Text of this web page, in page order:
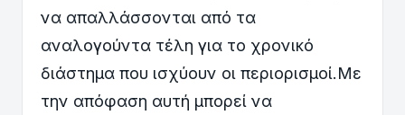
να απαλλάσσονται από τα
αναλογούντα τέλη για το χρονικό
διάστημα που ισχύουν οι περιορισμοί.Με
την απόφαση αυτή μπορεί να